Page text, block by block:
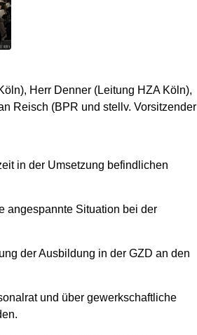
Herr Denner (Leitung HZA Köln),
Reisch (BPR und stellv. Vorsitzender
in der Umsetzung befindlichen
angespannte Situation bei der
der Ausbildung in der GZD an den
und über gewerkschaftliche